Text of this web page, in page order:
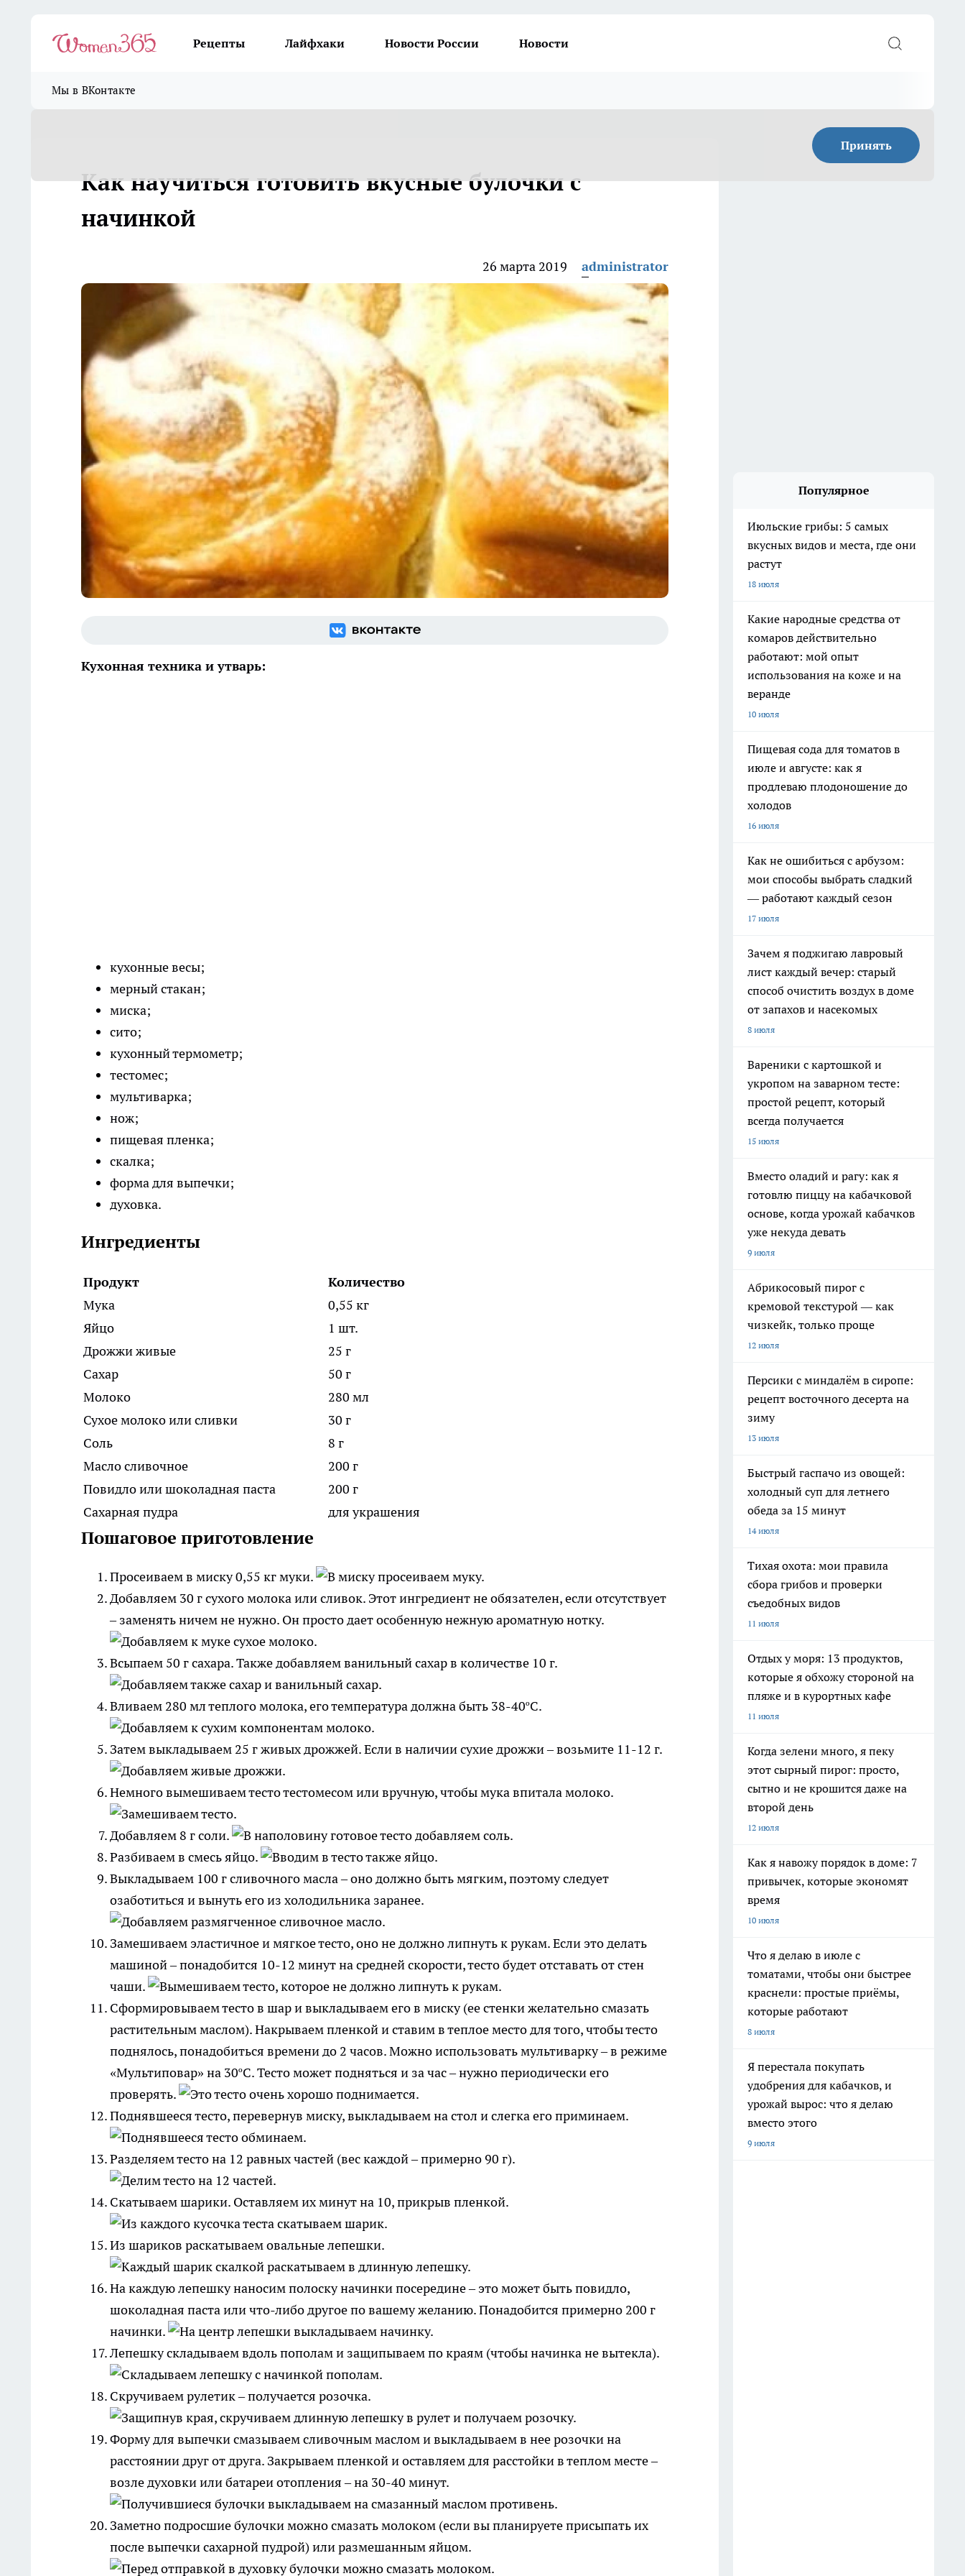
Рецепты Лайфхаки Новости России Новости
Мы в ВКонтакте
Принять
Как научиться готовить вкусные булочки с
начинкой
26 марта 2019 administrator
Кухонная техника и утварь:
кухонные весы;
мерный стакан;
миска;
сито;
кухонный термометр;
тестомес;
мультиварка;
нож;
пищевая пленка;
скалка;
форма для выпечки;
духовка.
Ингредиенты
Продукт
Количество
Мука
0,55 кг
Яйцо
1 шт.
Дрожжи живые
25 г
Сахар
50 г
Молоко
280 мл
Сухое молоко или сливки
30 г
Соль
8 г
Масло сливочное
200 г
Повидло или шоколадная паста
200 г
Сахарная пудра
для украшения
Пошаговое приготовление
Просеиваем в миску 0,55 кг муки.
Добавляем 30 г сухого молока или сливок. Этот ингредиент не обязателен, если отсутствует
– заменять ничем не нужно. Он просто дает особенную нежную ароматную нотку.
Всыпаем 50 г сахара. Также добавляем ванильный сахар в количестве 10 г.
Вливаем 280 мл теплого молока, его температура должна быть 38-40ºС.
Затем выкладываем 25 г живых дрожжей. Если в наличии сухие дрожжи – возьмите 11-12 г.
Немного вымешиваем тесто тестомесом или вручную, чтобы мука впитала молоко.
Добавляем 8 г соли.
Разбиваем в смесь яйцо.
Выкладываем 100 г сливочного масла – оно должно быть мягким, поэтому следует
озаботиться и вынуть его из холодильника заранее.
Замешиваем эластичное и мягкое тесто, оно не должно липнуть к рукам. Если это делать
машиной – понадобится 10-12 минут на средней скорости, тесто будет отставать от стен
чаши.
Сформировываем тесто в шар и выкладываем его в миску (ее стенки желательно смазать
растительным маслом). Накрываем пленкой и ставим в теплое место для того, чтобы тесто
поднялось, понадобиться времени до 2 часов. Можно использовать мультиварку – в режиме
«Мультиповар» на 30ºС. Тесто может подняться и за час – нужно периодически его
проверять.
Поднявшееся тесто, перевернув миску, выкладываем на стол и слегка его приминаем.
Разделяем тесто на 12 равных частей (вес каждой – примерно 90 г).
Скатываем шарики. Оставляем их минут на 10, прикрыв пленкой.
Из шариков раскатываем овальные лепешки.
На каждую лепешку наносим полоску начинки посередине – это может быть повидло,
шоколадная паста или что-либо другое по вашему желанию. Понадобится примерно 200 г
начинки.
Лепешку складываем вдоль пополам и защипываем по краям (чтобы начинка не вытекла).
Скручиваем рулетик – получается розочка.
Форму для выпечки смазываем сливочным маслом и выкладываем в нее розочки на
расстоянии друг от друга. Закрываем пленкой и оставляем для расстойки в теплом месте –
возле духовки или батареи отопления – на 30-40 минут.
Заметно подросшие булочки можно смазать молоком (если вы планируете присыпать их
после выпечки сахарной пудрой) или размешанным яйцом.
Популярное
Июльские грибы: 5 самых
вкусных видов и места, где они
растут
18 июля
Какие народные средства от
комаров действительно
работают: мой опыт
использования на коже и на
веранде
10 июля
Пищевая сода для томатов в
июле и августе: как я
продлеваю плодоношение до
холодов
16 июля
Как не ошибиться с арбузом:
мои способы выбрать сладкий
— работают каждый сезон
17 июля
Зачем я поджигаю лавровый
лист каждый вечер: старый
способ очистить воздух в доме
от запахов и насекомых
8 июля
Вареники с картошкой и
укропом на заварном тесте:
простой рецепт, который
всегда получается
15 июля
Вместо оладий и рагу: как я
готовлю пиццу на кабачковой
основе, когда урожай кабачков
уже некуда девать
9 июля
Абрикосовый пирог с
кремовой текстурой — как
чизкейк, только проще
12 июля
Персики с миндалём в сиропе:
рецепт восточного десерта на
зиму
13 июля
Быстрый гаспачо из овощей:
холодный суп для летнего
обеда за 15 минут
14 июля
Тихая охота: мои правила
сбора грибов и проверки
съедобных видов
11 июля
Отдых у моря: 13 продуктов,
которые я обхожу стороной на
пляже и в курортных кафе
11 июля
Когда зелени много, я пеку
этот сырный пирог: просто,
сытно и не крошится даже на
второй день
12 июля
Как я навожу порядок в доме: 7
привычек, которые экономят
время
10 июля
Что я делаю в июле с
томатами, чтобы они быстрее
краснели: простые приёмы,
которые работают
8 июля
Я перестала покупать
удобрения для кабачков, и
урожай вырос: что я делаю
вместо этого
9 июля